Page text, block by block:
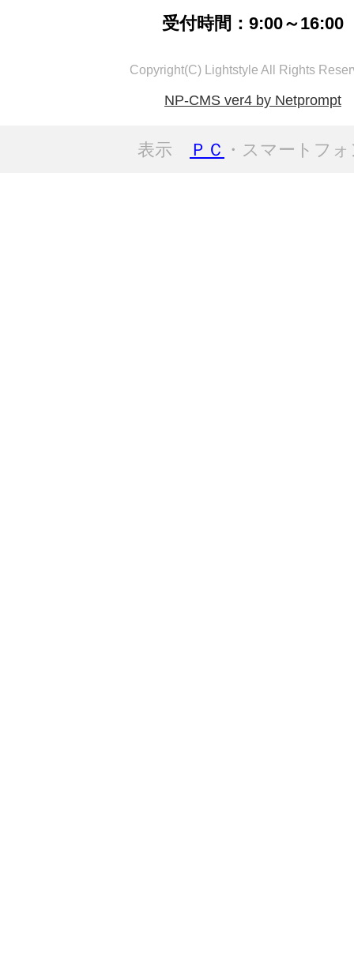
受付時間：9:00～16:00
Copyright(C) Lightstyle All Rights
NP-CMS ver4 by Netprompt
表示 ＰＣ ・スマートフ